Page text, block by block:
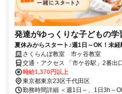
発達がゆっくりな子どもの学
夏休みからスタート♪週1日～OK！未経
さくらんぼ教室 市ヶ谷教室
交通・アクセス 「市ケ谷駅」2番出
時給1,370円以上
東京都東京23区千代田区
勤務時間詳細 ＜週1日～、1日3h～